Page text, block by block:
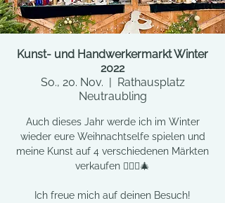
Kunst- und Handwerkermarkt Winter
2022
So., 20. Nov.
  |
Rathausplatz
Neutraubling
Auch dieses Jahr werde ich im Winter
wieder eure Weihnachtselfe spielen und
meine Kunst auf 4 verschiedenen Märkten
verkaufen 🧚🏻‍♀️🎄
Ich freue mich auf deinen Besuch!